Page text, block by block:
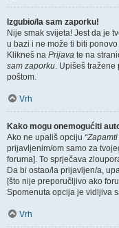
Izgubio/la sam zaporku!
Nije smak svijeta! Jest da je
u bazi i ne može ti biti
Klikneš na Prijava te na
sam zaporku. Upišeš tražene
poštom.
Vrh
Kako mogu onemogućiti
Ako ne upališ opciju “Zapamti
prijavljenim/om samo za
foruma]. To sprječava
Da bi ostao/la prijavljen/a,
[što nije preporučljivo ako
Spomenuta opcija je vidljiva
Vrh